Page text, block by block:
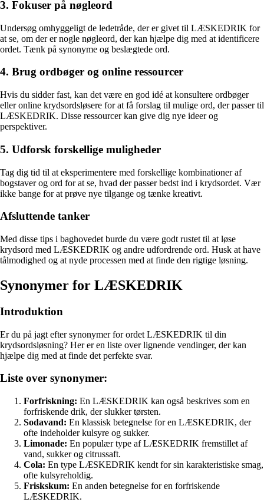
3. Fokuser på nøgleord
Undersøg omhyggeligt de ledetråde, der er givet til LÆSKEDRIK for
at se, om der er nogle nøgleord, der kan hjælpe dig med at identificere
ordet. Tænk på synonyme og beslægtede ord.
4. Brug ordbøger og online ressourcer
Hvis du sidder fast, kan det være en god idé at konsultere ordbøger
eller online krydsordsløsere for at få forslag til mulige ord, der passer til
LÆSKEDRIK. Disse ressourcer kan give dig nye ideer og
perspektiver.
5. Udforsk forskellige muligheder
Tag dig tid til at eksperimentere med forskellige kombinationer af
bogstaver og ord for at se, hvad der passer bedst ind i krydsordet. Vær
ikke bange for at prøve nye tilgange og tænke kreativt.
Afsluttende tanker
Med disse tips i baghovedet burde du være godt rustet til at løse
krydsord med LÆSKEDRIK og andre udfordrende ord. Husk at have
tålmodighed og at nyde processen med at finde den rigtige løsning.
Synonymer for LÆSKEDRIK
Introduktion
Er du på jagt efter synonymer for ordet LÆSKEDRIK til din
krydsordsløsning? Her er en liste over lignende vendinger, der kan
hjælpe dig med at finde det perfekte svar.
Liste over synonymer:
Forfriskning: En LÆSKEDRIK kan også beskrives som en
forfriskende drik, der slukker tørsten.
Sodavand: En klassisk betegnelse for en LÆSKEDRIK, der
ofte indeholder kulsyre og sukker.
Limonade: En populær type af LÆSKEDRIK fremstillet af
vand, sukker og citrussaft.
Cola: En type LÆSKEDRIK kendt for sin karakteristiske smag,
ofte kulsyreholdig.
Friskskum: En anden betegnelse for en forfriskende
LÆSKEDRIK.